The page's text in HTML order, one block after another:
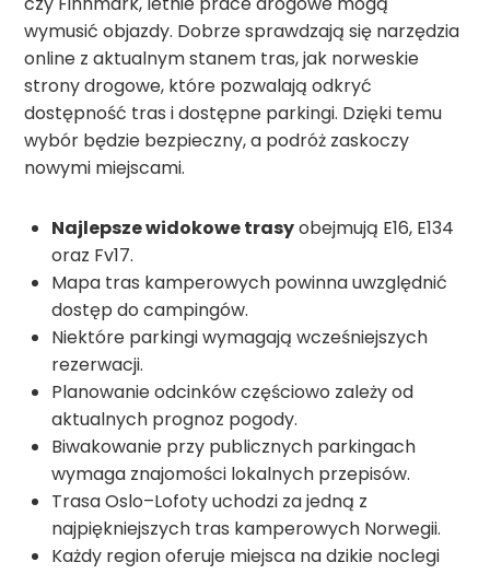
wymusić objazdy. Dobrze sprawdzają się narzędzia
online z aktualnym stanem tras, jak norweskie
strony drogowe, które pozwalają odkryć
dostępność tras i dostępne parkingi. Dzięki temu
wybór będzie bezpieczny, a podróż zaskoczy
nowymi miejscami.
Najlepsze widokowe trasyobejmują E16, E134
oraz Fv17.
Mapa tras kamperowych powinna uwzględnić
dostęp do campingów.
Niektóre parkingi wymagają wcześniejszych
rezerwacji.
Planowanie odcinków częściowo zależy od
aktualnych prognoz pogody.
Biwakowanie przy publicznych parkingach
wymaga znajomości lokalnych przepisów.
Trasa Oslo–Lofoty uchodzi za jedną z
najpiękniejszych tras kamperowych Norwegii.
Każdy region oferuje miejsca na dzikie noclegi